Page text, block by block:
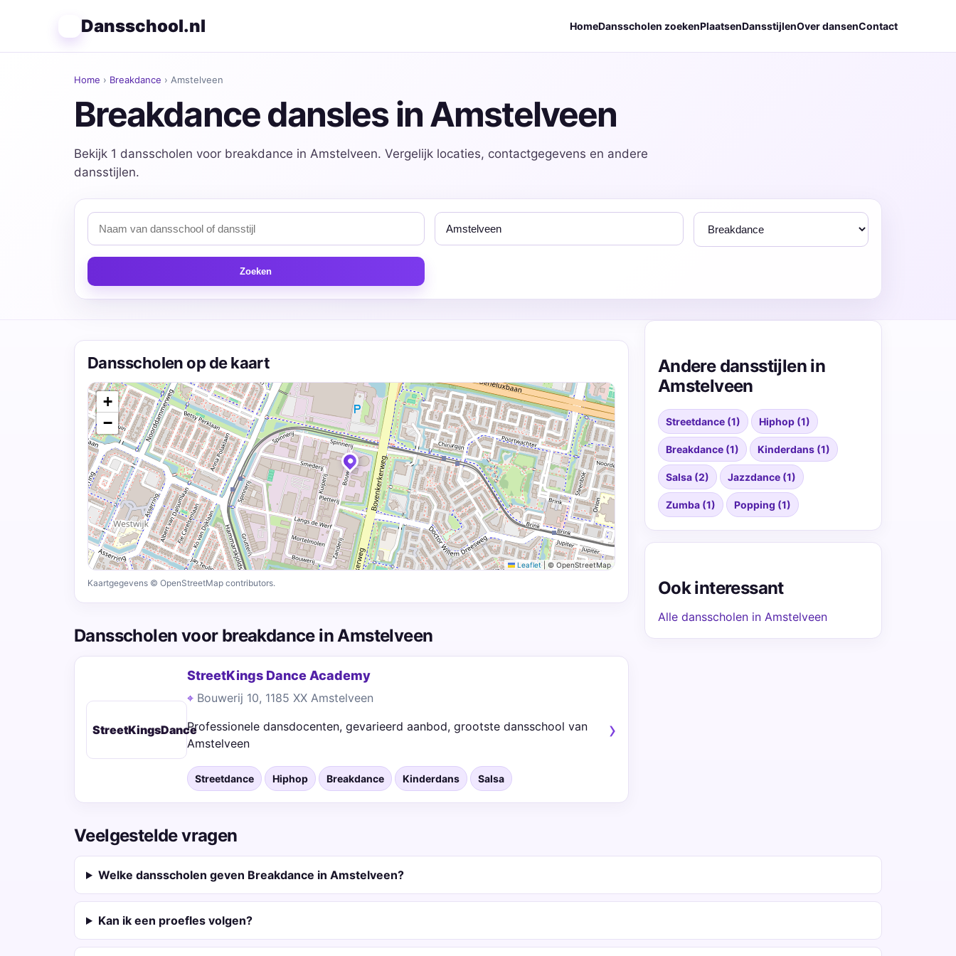
Dansschool.nl HomeDansscholen zoekenPlaatsenDansstijlenOver dansenContact
Home › Breakdance › Amstelveen
Breakdance dansles in Amstelveen
Bekijk 1 dansscholen voor breakdance in Amstelveen. Vergelijk locaties, contactgegevens en andere
dansstijlen.
Zoeken
Dansscholen op de kaart
+
−
Leaflet © OpenStreetMap
Kaartgegevens © OpenStreetMap contributors.
Dansscholen voor breakdance in Amstelveen
StreetKingsDance
StreetKings Dance Academy
Bouwerij 10, 1185 XX Amstelveen
Professionele dansdocenten, gevarieerd aanbod, grootste dansschool van
Amstelveen
Streetdance Hiphop Breakdance Kinderdans Salsa
Andere dansstijlen in
Amstelveen
Streetdance (1) Hiphop (1)
Breakdance (1) Kinderdans (1)
Salsa (2) Jazzdance (1)
Zumba (1) Popping (1)
Ook interessant
Alle dansscholen in Amstelveen
Veelgestelde vragen
Welke dansscholen geven Breakdance in Amstelveen?
Kan ik een proefles volgen?